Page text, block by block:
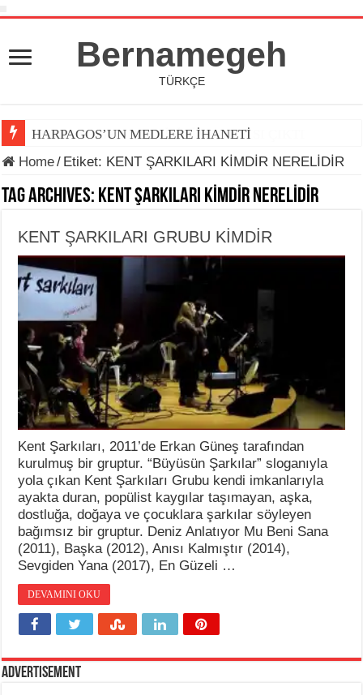
Bernamegeh
TÜRKÇE
HARPAGOS’UN MEDLERE İHANETİ
Home/ Etiket: KENT ŞARKILARI KİMDİR NERELİDİR
Tag Archives: KENT ŞARKILARI KİMDİR NERELİDİR
KENT ŞARKILARI GRUBU KİMDİR
Kent Şarkıları, 2011’de Erkan Güneş tarafından
kurulmuş bir gruptur. “Büyüsün Şarkılar” sloganıyla
yola çıkan Kent Şarkıları Grubu kendi imkanlarıyla
ayakta duran, popülist kaygılar taşımayan, aşka,
dostluğa, doğaya ve çocuklara şarkılar söyleyen
bağımsız bir gruptur. Deniz Anlatıyor Mu Beni Sana
(2011), Başka (2012), Anısı Kalmıştır (2014),
Sevgiden Yana (2017), En Güzeli …
DEVAMINI OKU
Advertisement